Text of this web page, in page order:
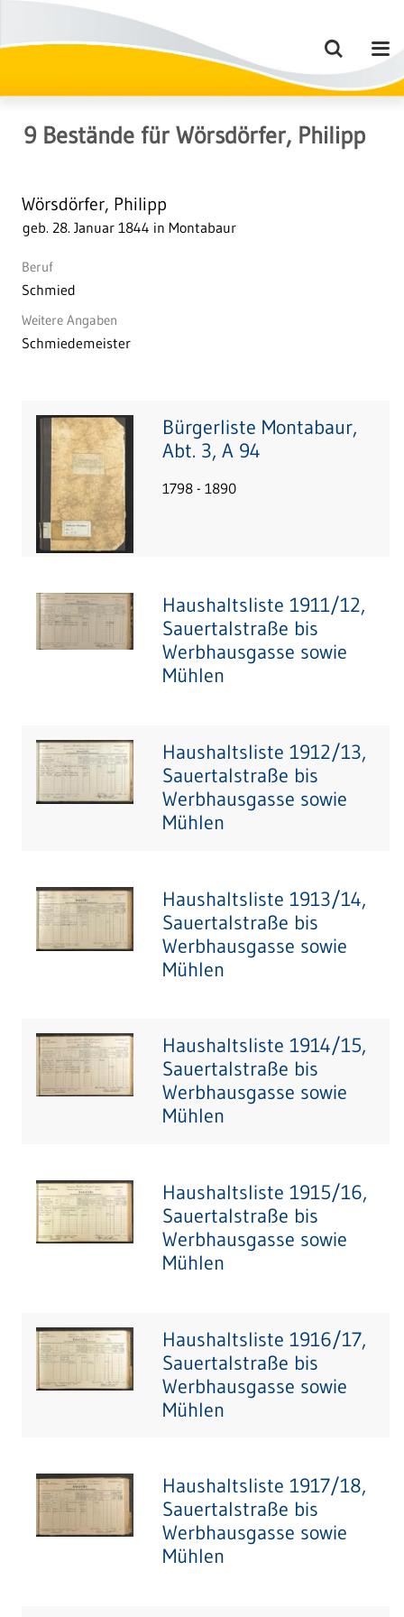
9 Bestände für Wörsdörfer, Philipp
Wörsdörfer, Philipp
geb. 28. Januar 1844 in Montabaur
Beruf
Schmied
Weitere Angaben
Schmiedemeister
Bürgerliste Montabaur,
Abt. 3, A 94
1798 - 1890
Haushaltsliste 1911/12,
Sauertalstraße bis
Werbhausgasse sowie
Mühlen
Haushaltsliste 1912/13,
Sauertalstraße bis
Werbhausgasse sowie
Mühlen
Haushaltsliste 1913/14,
Sauertalstraße bis
Werbhausgasse sowie
Mühlen
Haushaltsliste 1914/15,
Sauertalstraße bis
Werbhausgasse sowie
Mühlen
Haushaltsliste 1915/16,
Sauertalstraße bis
Werbhausgasse sowie
Mühlen
Haushaltsliste 1916/17,
Sauertalstraße bis
Werbhausgasse sowie
Mühlen
Haushaltsliste 1917/18,
Sauertalstraße bis
Werbhausgasse sowie
Mühlen